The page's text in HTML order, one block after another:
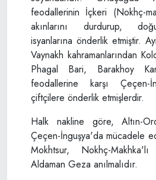
feodallerinin İçkeri (Nokhç-
akınlarını durdurup,
isyanlarına önderlik etmiştir.
Vaynakh kahramanlarından
Phagal Bari, Barakhoy
feodallerine karşı Çeçen-
çiftçilere önderlik etmişlerdir.
Halk nakline göre, Altın-
Çeçen-İnguşya'da mücadele
Mokhtsur, Nokhç-
Aldaman Geza anılmalıdır.